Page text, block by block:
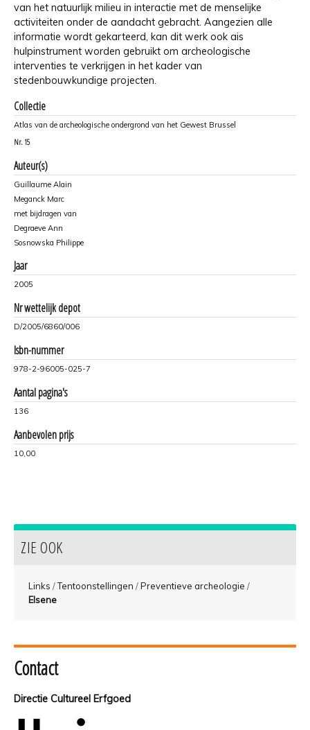
van het natuurlijk milieu in interactie met de menselijke
activiteiten onder de aandacht gebracht. Aangezien alle
informatie wordt gekarteerd, kan dit werk ook ais
hulpinstrument worden gebruikt om archeologische
interventies te verkrijgen in het kader van
stedenbouwkundige projecten.
Collectie
Atlas van de archeologische ondergrond van het Gewest Brussel
Nr. 15
Auteur(s)
Guillaume Alain
Meganck Marc
met bijdragen van
Degraeve Ann
Sosnowska Philippe
Jaar
2005
Nr wettelijk depot
D/2005/6860/006
Isbn-nummer
978-2-96005-025-7
Aantal pagina's
136
Aanbevolen prijs
10,00
ZIE OOK
Links /Tentoonstellingen /Preventieve archeologie /
Elsene
Contact
Directie Cultureel Erfgoed